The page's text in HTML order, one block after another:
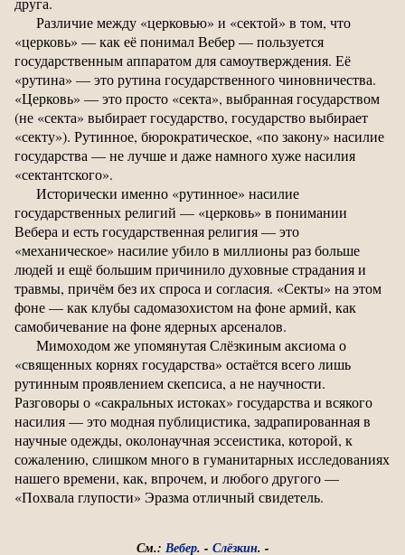
Различие между «церковью» и «сектой» в том, что
«церковь» — как её понимал Вебер — пользуется
государственным аппаратом для самоутверждения. Её
«рутина» — это рутина государственного чиновничества.
«Церковь» — это просто «секта», выбранная государством
(не «секта» выбирает государство, государство выбирает
«секту»). Рутинное, бюрократическое, «по закону» насилие
государства — не лучше и даже намного хуже насилия
«сектантского».
Исторически именно «рутинное» насилие
государственных религий — «церковь» в понимании
Вебера и есть государственная религия — это
«механическое» насилие убило в миллионы раз больше
людей и ещё большим причинило духовные страдания и
травмы, причём без их спроса и согласия. «Секты» на этом
фоне — как клубы садомазохистом на фоне армий, как
самобичевание на фоне ядерных арсеналов.
Мимоходом же упомянутая Слёзкиным аксиома о
«священных корнях государства» остаётся всего лишь
рутинным проявлением скепсиса, а не научности.
Разговоры о «сакральных истоках» государства и всякого
насилия — это модная публицистика, задрапированная в
научные одежды, околонаучная эссеистика, которой, к
сожалению, слишком много в гуманитарных исследованиях
нашего времени, как, впрочем, и любого другого —
«Похвала глупости» Эразма отличный свидетель.
См.: Вебер. - Слёзкин. -